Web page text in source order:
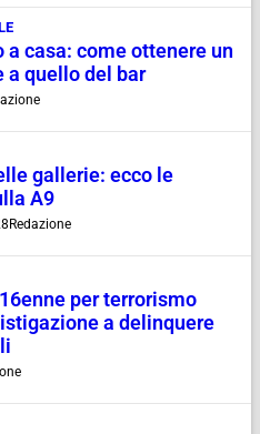
a casa: come ottenere un
quello del bar
gallerie: ecco le
A9
Redazione
per terrorismo
a delinquere